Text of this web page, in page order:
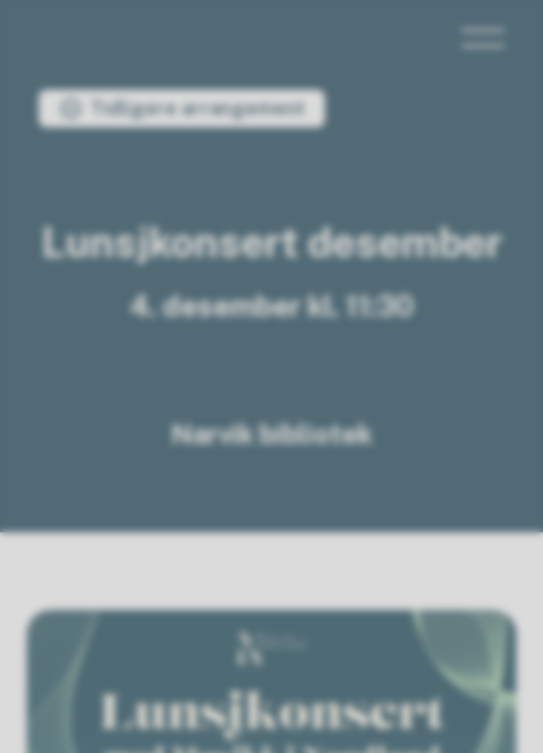
Du er her:Tidligere arrangement
Lunsjkonsert desember
4. desember kl. 11:30
Narvik bibliotek